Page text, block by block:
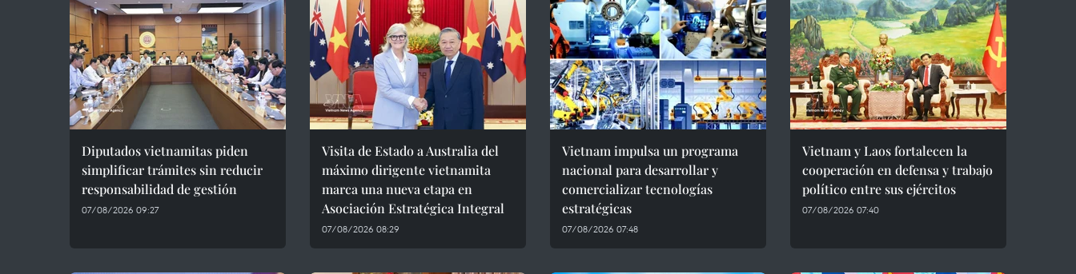
Diputados vietnamitas piden
simplificar trámites sin reducir
responsabilidad de gestión
07/08/2026 09:27
Visita de Estado a Australia del
máximo dirigente vietnamita
marca una nueva etapa en
Asociación Estratégica Integral
07/08/2026 08:29
Vietnam impulsa un programa
nacional para desarrollar y
comercializar tecnologías
estratégicas
07/08/2026 07:48
Vietnam y Laos fortalecen la
cooperación en defensa y trabajo
político entre sus ejércitos
07/08/2026 07:40